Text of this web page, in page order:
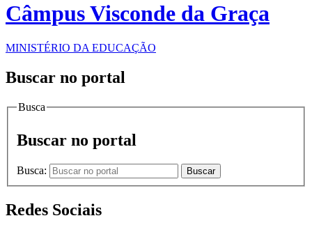
Câmpus Visconde da Graça
MINISTÉRIO DA EDUCAÇÃO
Buscar no portal
Busca
Buscar no portal
Busca: Buscar
Redes Sociais